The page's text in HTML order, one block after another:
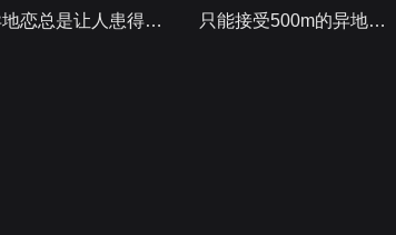
异地恋总是让人患得患失。。。 只能接受500m的异地恋，电动车没电了......